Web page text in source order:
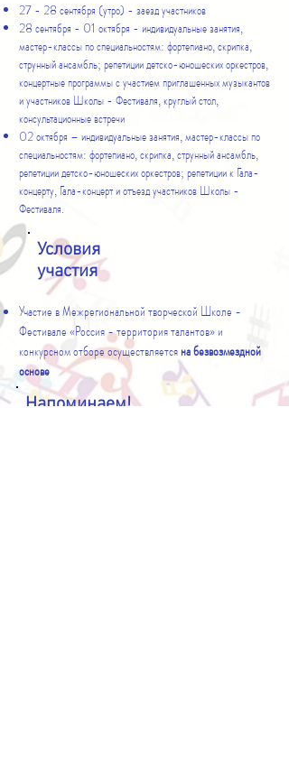
27 - 28 сентября (утро) - заезд участников
28 сентября - 01 октября - индивидуальные занятия,
мастер-классы по специальностям: фортепиано, скрипка,
струнный ансамбль; репетиции детско-юношеских оркестров,
концертные программы с участием приглашенных музыкантов
и участников Школы - Фестиваля, круглый стол,
консультационные встречи
02 октября – индивидуальные занятия, мастер-классы по
специальностям: фортепиано, скрипка, струнный ансамбль,
репетиции детско-юношеских оркестров; репетиции к Гала-
концерту, Гала-концерт и отъезд участников Школы -
Фестиваля.​
Условия
участия
Участие в Межрегиональной творческой Школе -
Фестивале «Россия - территория талантов» и
конкурсном отборе осуществляетсяна безвозмездной
основе
Напоминаем!